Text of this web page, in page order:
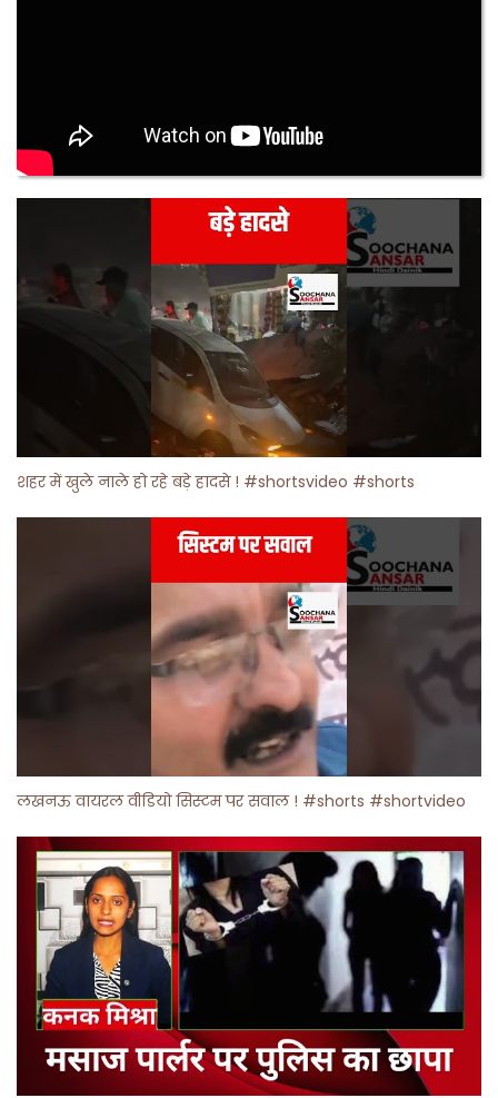
शहर में खुले नाले हो रहे बड़े हादसे ! #shortsvideo #shorts
लखनऊ वायरल वीडियो सिस्टम पर सवाल ! #shorts #shortvideo